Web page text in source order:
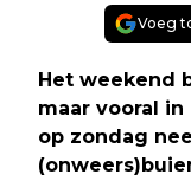
Voeg
Het weekend
maar vooral
op zondag